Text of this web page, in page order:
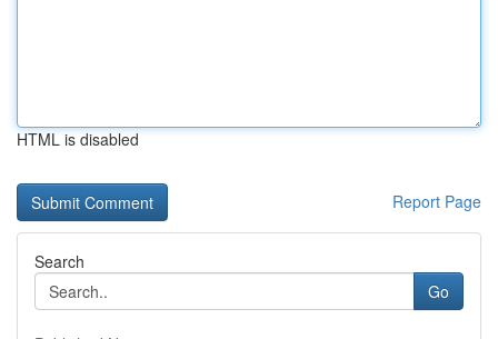
HTML is disabled
Report Page
Search
Go